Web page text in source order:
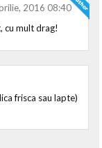
2016 08:40
cu mult drag!
frisca sau lapte)